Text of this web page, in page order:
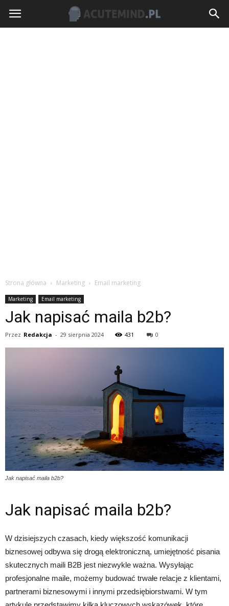
Strona główna Marketing Email marketing
Marketing Email marketing
Jak napisać maila b2b?
Przez Redakcja - 29 sierpnia 2024 431 0
Jak napisać maila b2b?
Jak napisać maila b2b?
W dzisiejszych czasach, kiedy większość komunikacji
biznesowej odbywa się drogą elektroniczną, umiejętność pisania
skutecznych maili B2B jest niezwykle ważna. Wysyłając
profesjonalne maile, możemy budować trwałe relacje z klientami,
partnerami biznesowymi i innymi przedsiębiorstwami. W tym